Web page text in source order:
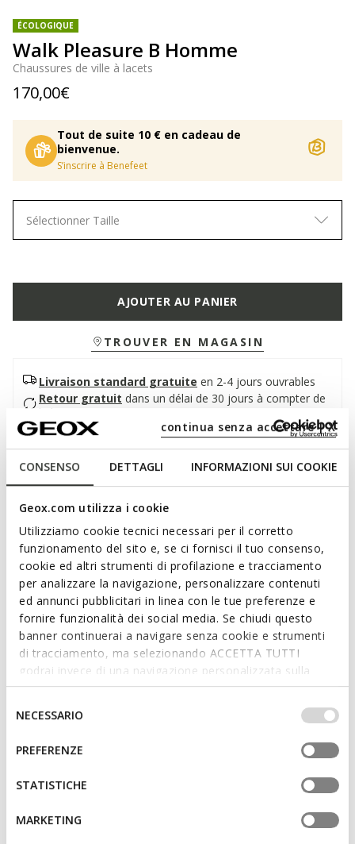
CONSENSO DETTAGLI INFORMAZIONI SUI COOKIE
Geox.com utilizza i cookie
Utilizziamo cookie tecnici necessari per il corretto
funzionamento del sito e, se ci fornisci il tuo consenso,
cookie ed altri strumenti di profilazione e tracciamento
per analizzare la navigazione, personalizzare contenuti
ed annunci pubblicitari in linea con le tue preferenze e
fornire funzionalità dei social media. Se chiudi questo
banner continuerai a navigare senza cookie e strumenti
di tracciamento, ma selezionando ACCETTA TUTTI
godrai invece di una navigazione personalizzata sulla
base dei tuoi gusti ed interessi. Selezionando
IMPOSTAZIONI potrai anche scegliere quali cookies ed
altri strumenti di tracciamento autorizzare. Per maggiori
informazioni o per modificare in qualsiasi momento le
tue impostazioni, visita la nostra
consenso
NECESSARIO
PREFERENZE
STATISTICHE
MARKETING
continua senza accettare | X
ÉCOLOGIQUE
Walk Pleasure B Homme
Chaussures de ville à lacets
170,00€
Tout de suite 10 € en cadeau de
bienvenue.
S’inscrire à Benefeet
Sélectionner Taille
AJOUTER AU PANIER
TROUVER EN MAGASIN
Livraison standard gratuite en 2-4 jours ouvrables
Retour gratuit dans un délai de 30 jours à compter de
la livraison
Description
Chaussure pour homme ultra-amortissante et respirante,
véritable alliance d'élégance et de confort sans compromis.
Dans cette version classique noire, elle présente une
empeigne en cuir lisse souple au design contemporain. Walk
Pleasure B convient aussi bien pour les occasions spéciales
que pour les tenues professionnelles.
CODE PRODUIT: U657KB00043C9999
Lire plus
Caractéristiques
Fermeture à lacets
Technologies